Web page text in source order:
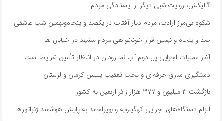
گالیکش، روایت شبی دیگر از ایستادگی مردم
شکوه بی‌مرز ارادت؛ مردم دیار آفتاب در یکصد و پنجاه‌ونهمین شب عاشقی
صد و پنجاه و نهمین قرار خونخواهی مردم مشهد در خیابان ها
آغاز عملیات اجرایی پل دوم آب نما رودان در انتظار تأمین شرایط است
دستگیری سارق حرفه‌ای و تحت تعقیب پلیس کرمان و لرستان
بازگشت ۳ میلیون و ۳۷۷ هزار زائر اربعین به کشور
الزام دستگاه‌های اجرایی کهگیلویه و بویراحمد به پایش هوشمند ژنراتورها